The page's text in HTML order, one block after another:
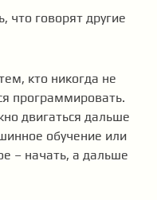
что говорят другие
кто никогда не
программировать.
двигаться дальше
обучение или
– начать, а дальше